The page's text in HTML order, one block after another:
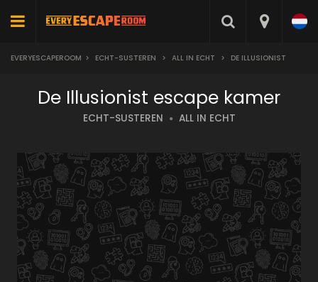
EVERYESCAPEROOM > ECHT-SUSTEREN > ALL IN ECHT > DE ILLUSIONIST
De Illusionist escape kamer
ECHT-SUSTEREN ALL IN ECHT